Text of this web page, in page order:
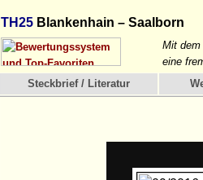
TH25 Blankenhain – Saalborn
Mit dem
eine
Steckbrief / Literatur